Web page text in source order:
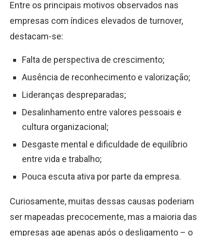
Entre os principais motivos observados nas
empresas com índices elevados de turnover,
destacam-se:
Falta de perspectiva de crescimento;
Ausência de reconhecimento e valorização;
Lideranças despreparadas;
Desalinhamento entre valores pessoais e
cultura organizacional;
Desgaste mental e dificuldade de equilíbrio
entre vida e trabalho;
Pouca escuta ativa por parte da empresa.
Curiosamente, muitas dessas causas poderiam
ser mapeadas precocemente, mas a maioria das
empresas age apenas após o desligamento – o